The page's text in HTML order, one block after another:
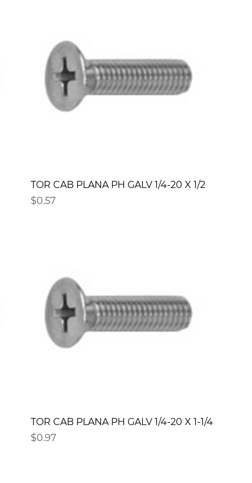
TOR CAB PLANA PH GALV 1/4-20 X 1/2
Precio
$0.57
TOR CAB PLANA PH GALV 1/4-20 X 1-1/4
Precio
$0.97